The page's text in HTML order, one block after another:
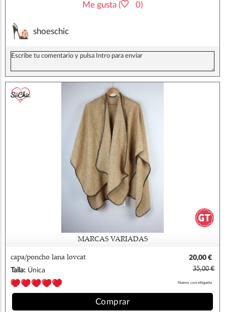
Me gusta ( 0)
shoeschic
MARCAS VARIADAS
capa/poncho lana lovcat
20,00 €
Talla: Única 35,00 €
Nuevo con etiqueta
Comprar